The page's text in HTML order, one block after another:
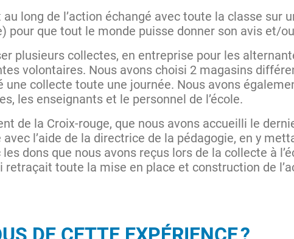
long de l’action échangé avec toute la classe sur
pour que tout le monde puisse donner son avis et/
plusieurs collectes, en entreprise pour les
volontaires. Nous avons choisi 2 magasins
collecte toute une journée. Nous avons
les enseignants et le personnel de l’école.
de la Croix-rouge, que nous avons accueilli le
l’aide de la directrice de la pédagogie, en y
dons que nous avons reçus lors de la collecte à
retraçait toute la mise en place et construction de